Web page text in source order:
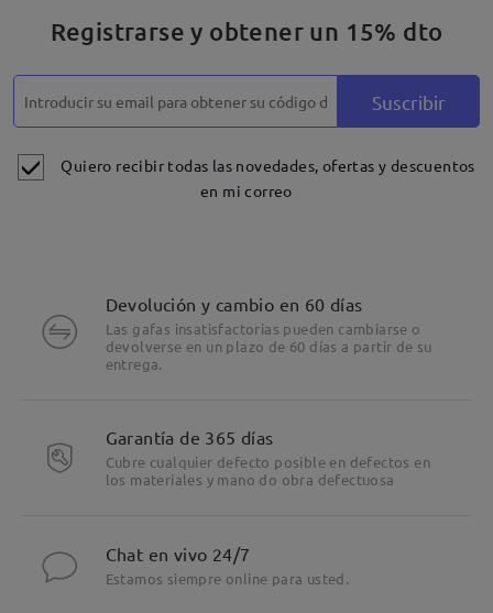
Registrarse y obtener un 15% dto
Suscribir
Quiero recibir todas las novedades, ofertas y descuentos
en mi correo
Devolución y cambio en 60 días
Las gafas insatisfactorias pueden cambiarse o
devolverse en un plazo de 60 días a partir de su
entrega.
Garantía de 365 días
Cubre cualquier defecto posible en defectos en
los materiales y mano do obra defectuosa
Chat en vivo 24/7
Estamos siempre online para usted.